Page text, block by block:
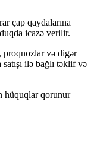
çap qaydalarına
icazə verilir.
proqnozlar və digər
ilə bağlı təklif və
hüquqlar qorunur